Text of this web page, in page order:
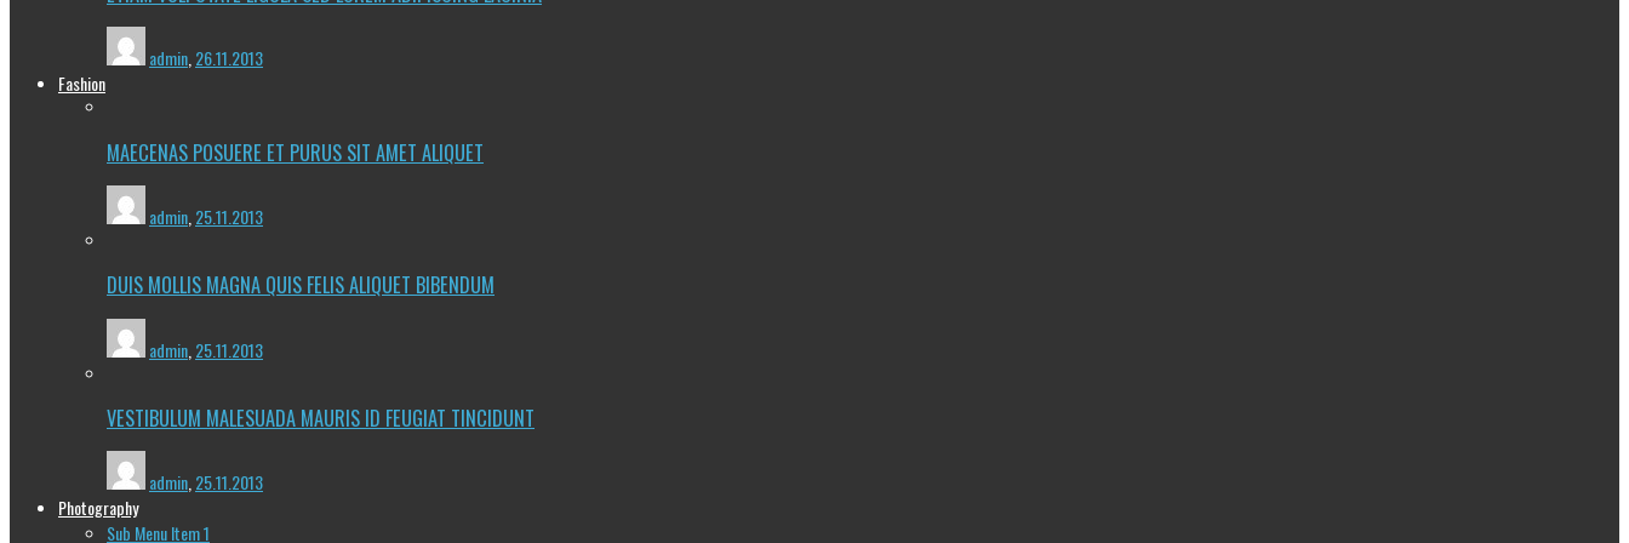
admin 26.11.2013
Fashion
MAECENAS POSUERE ET PURUS SIT AMET ALIQUET
admin 25.11.2013
DUIS MOLLIS MAGNA QUIS FELIS ALIQUET BIBENDUM
admin 25.11.2013
VESTIBULUM MALESUADA MAURIS ID FEUGIAT TINCIDUNT
admin,25.11.2013
Photography
Sub Menu Item 1